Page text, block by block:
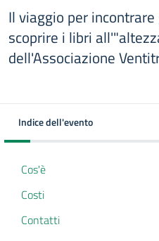
Il viaggio per
scoprire i libri
dell'Associazione
Indice dell'evento
Cos'è
Costi
Contatti